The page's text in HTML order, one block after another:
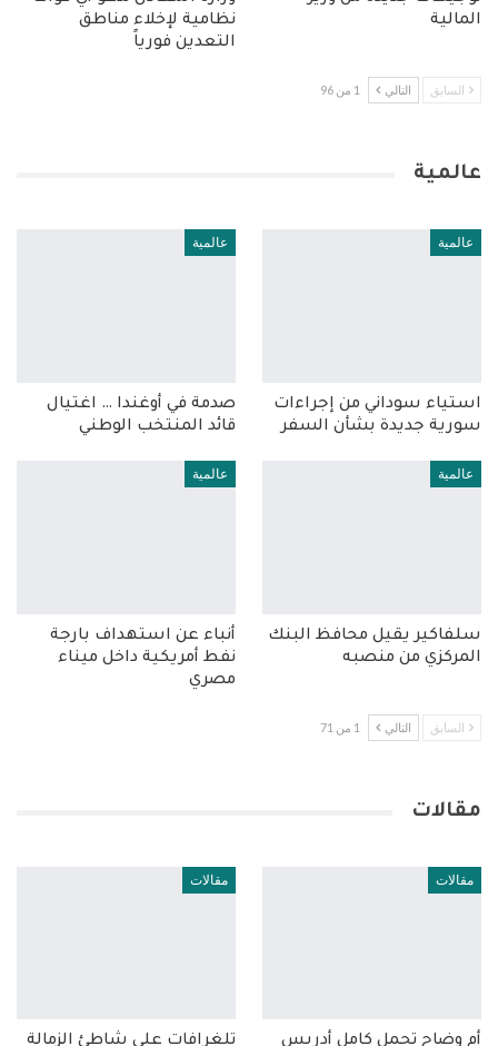
المالية
نظامية لإخلاء مناطق
التعدين فورياً
السابق التالي 1 من 96
عالمية
عالمية
استياء سوداني من إجراءات
سورية جديدة بشأن السفر
عالمية
صدمة في أوغندا … اغتيال
قائد المنتخب الوطني
عالمية
سلفاكير يقيل محافظ البنك
المركزي من منصبه
عالمية
أنباء عن استهداف بارجة
نفط أمريكية داخل ميناء
مصري
السابق التالي 1 من 71
مقالات
مقالات
أم وضاح تحمل كامل أدريس
مقالات
تلغرافات على شاطئ الزمالة